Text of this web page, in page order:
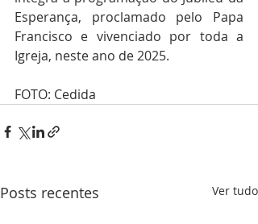
Esperança, proclamado pelo Papa
Francisco e vivenciado por toda a
Igreja, neste ano de 2025.
FOTO: Cedida
Posts recentes Ver tudo